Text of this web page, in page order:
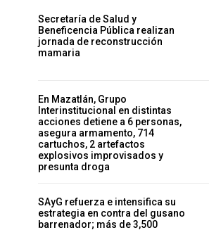
Secretaría de Salud y
Beneficencia Pública realizan
jornada de reconstrucción
mamaria
En Mazatlán, Grupo
Interinstitucional en distintas
acciones detiene a 6 personas,
asegura armamento, 714
cartuchos, 2 artefactos
explosivos improvisados y
presunta droga
SAyG refuerza e intensifica su
estrategia en contra del gusano
barrenador; más de 3,500